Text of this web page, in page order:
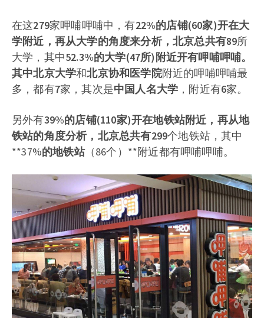
在这279家呷哺呷哺中，有22%的店铺(60家)开在大
学附近，再从大学的角度来分析，北京总共有89所
大学，其中52.3%的大学(47所)附近开有呷哺呷哺。
其中北京大学和北京协和医学院附近的呷哺呷哺最
多，都有7家，其次是中国人名大学 ，附近有6家。
另外有39%的店铺(110家)开在地铁站附近，再从地
铁站的角度分析，北京总共有299个地铁站，其中
**37%的地铁站（86个）**附近都有呷哺呷哺。